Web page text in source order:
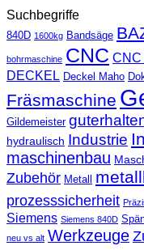
Suchbegriffe
840D 1600kg Bandsäge
bohrmaschine CNC CNC
DECKEL Deckel Maho
Fräsmaschine
Gildemeister
hydraulisch Industrie
maschinenbau
Zubehör Metall
prozesssicherheit
Siemens Siemens 840D
neu vs alt Werkzeuge